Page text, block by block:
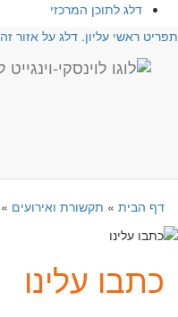
דלג לתוכן המרכזי
ראשי עליון. דלג על אזור זה.
דף הבית» תקשורת ואירועים»
כתבו עלינו